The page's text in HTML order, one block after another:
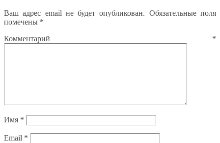
Ваш адрес email не будет опубликован. Обязательные поля
помечены *
Комментарий *
Имя *
Email *